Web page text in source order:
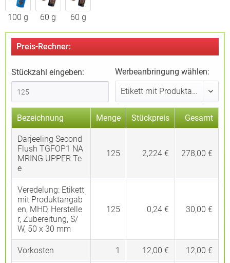
100 g 60 g 60 g
Preis-Rechner:
Stückzahl eingeben: Werbeanbringung wählen:
Bezeichnung Menge Stückpreis Gesamt
Darjeeling Second
Flush TGFOP1 NA
MRING UPPER Te
e
125 2,224 € 278,00 €
Veredelung: Etikett
mit Produktangab
en, MHD, Herstelle
r, Zubereitung, S/
W, 50 x 30 mm
125 0,24 € 30,00 €
Vorkosten 1 12,00 € 12,00 €